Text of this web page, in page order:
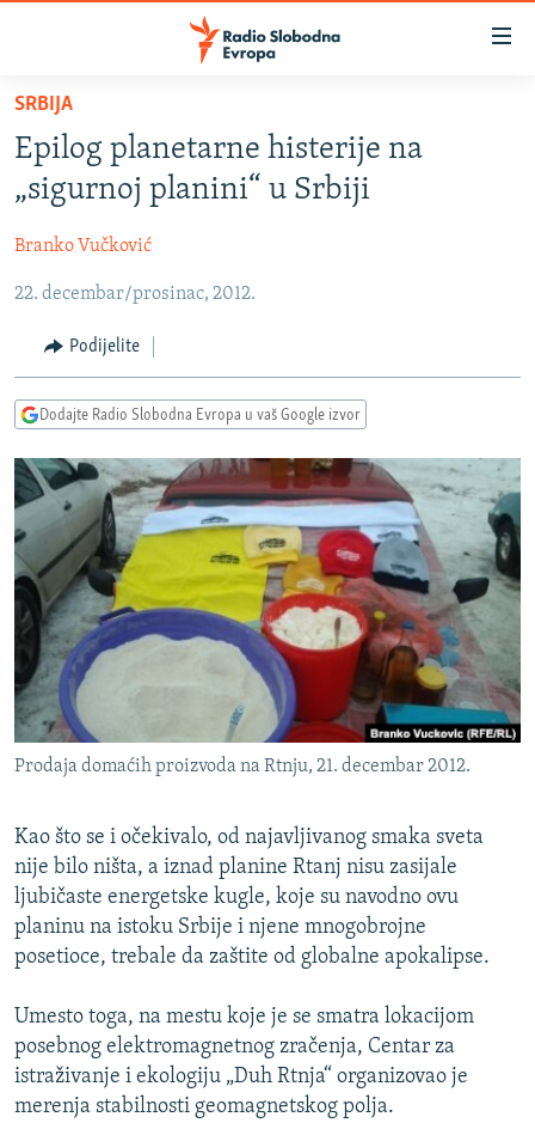
Pređite
glavni
sadržaj
Pređite
na
navigaciju
Pređite
pretragu
VIJESTI
BOSNA I HERCEGOVINA
SRBIJA
KOSOVO
CRNA GORA
VIZUELNO
FOTOGALERIJE
INFOGRAFIKE
PODCASTI
RAT U UKRAJINI
KINA NA BALKANU
RSE PRIČE IZ SVIJETA
ISPRIČAJ MI
DNEVNO@RSE
SPECIJALI RSE
VIŠE OD NASLOVA
GENOCID U SREBRENICI
POPLAVE I KLIZIŠTA U BIH 2024.
POST SCRIPTUM
MOJA EVROPA
TRI DECENIJE OD RATA U BIH
NASTANAK I RASPAD JUGOSLAVIJE
PRATITE NAS
Sve RFE/RL stranice
SRBIJA
Epilog planetarne histerije na
„sigurnoj planini“ u Srbiji
Branko Vučković
22. decembar/prosinac, 2012.
Podijelite
Dodajte Radio Slobodna Evropa u vaš Google izvor
Prodaja domaćih proizvoda na Rtnju, 21. decembar 2012.
Kao što se i očekivalo, od najavljivanog smaka sveta
nije bilo ništa, a iznad planine Rtanj nisu zasijale
ljubičaste energetske kugle, koje su navodno ovu
planinu na istoku Srbije i njene mnogobrojne
posetioce, trebale da zaštite od globalne apokalipse.
Umesto toga, na mestu koje je se smatra lokacijom
posebnog elektromagnetnog zračenja, Centar za
istraživanje i ekologiju „Duh Rtnja“ organizovao je
merenja stabilnosti geomagnetskog polja.